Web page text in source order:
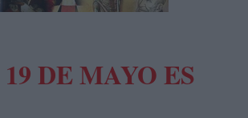
DE MAYO ES